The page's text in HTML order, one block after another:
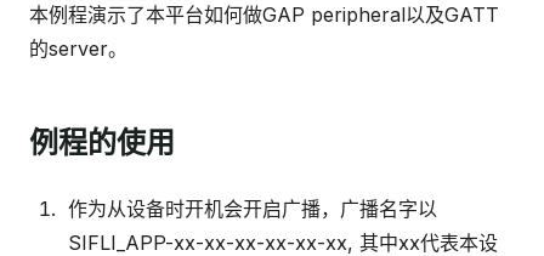
本例程演示了本平台如何做GAP peripheral以及GATT
的server。
例程的使用
作为从设备时开机会开启广播，广播名字以
SIFLI_APP-xx-xx-xx-xx-xx-xx, 其中xx代表本设